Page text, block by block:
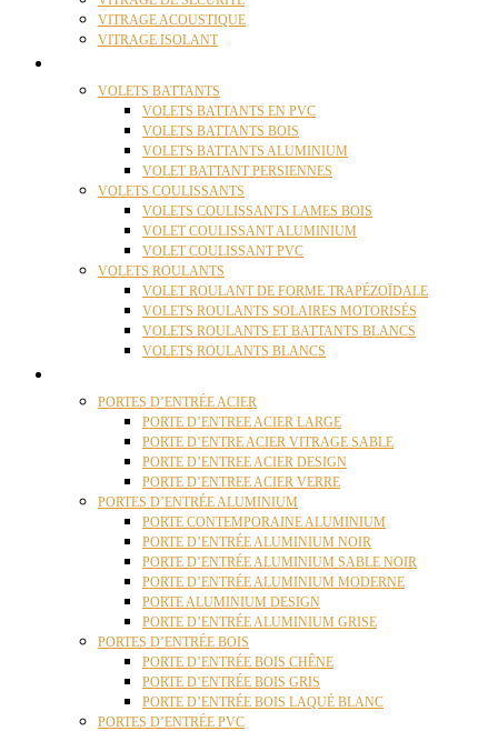
VITRAGE ACOUSTIQUE
VITRAGE ISOLANT
VOLETS BATTANTS
VOLETS BATTANTS EN PVC
VOLETS BATTANTS BOIS
VOLETS BATTANTS ALUMINIUM
VOLET BATTANT PERSIENNES
VOLETS COULISSANTS
VOLETS COULISSANTS LAMES BOIS
VOLET COULISSANT ALUMINIUM
VOLET COULISSANT PVC
VOLETS ROULANTS
VOLET ROULANT DE FORME TRAPÉZOÏDALE
VOLETS ROULANTS SOLAIRES MOTORISÉS
VOLETS ROULANTS ET BATTANTS BLANCS
VOLETS ROULANTS BLANCS
PORTES D’ENTRÉE ACIER
PORTE D’ENTREE ACIER LARGE
PORTE D’ENTRE ACIER VITRAGE SABLE
PORTE D’ENTREE ACIER DESIGN
PORTE D’ENTREE ACIER VERRE
PORTES D’ENTRÉE ALUMINIUM
PORTE CONTEMPORAINE ALUMINIUM
PORTE D’ENTRÉE ALUMINIUM NOIR
PORTE D’ENTRÉE ALUMINIUM SABLE NOIR
PORTE D’ENTRÉE ALUMINIUM MODERNE
PORTE ALUMINIUM DESIGN
PORTE D’ENTRÉE ALUMINIUM GRISE
PORTES D’ENTRÉE BOIS
PORTE D’ENTRÉE BOIS CHÊNE
PORTE D’ENTRÉE BOIS GRIS
PORTE D’ENTRÉE BOIS LAQUÉ BLANC
PORTES D’ENTRÉE PVC